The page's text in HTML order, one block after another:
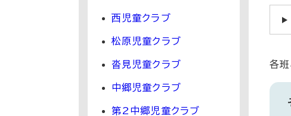
各班
西児童クラブ
松原児童クラブ
沓見児童クラブ
中郷児童クラブ
第2中郷児童クラブ